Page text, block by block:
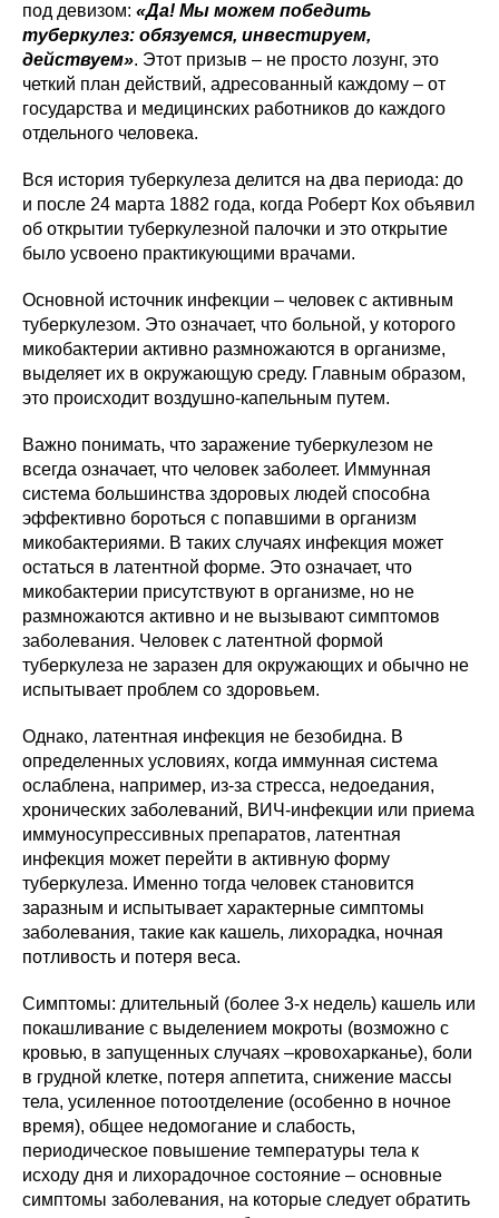
под девизом: «Да! Мы можем победить
туберкулез: обязуемся, инвестируем,
действуем». Этот призыв – не просто лозунг, это
четкий план действий, адресованный каждому – от
государства и медицинских работников до каждого
отдельного человека.
Вся история туберкулеза делится на два периода: до
и после 24 марта 1882 года, когда Роберт Кох объявил
об открытии туберкулезной палочки и это открытие
было усвоено практикующими врачами.
Основной источник инфекции – человек с активным
туберкулезом. Это означает, что больной, у которого
микобактерии активно размножаются в организме,
выделяет их в окружающую среду. Главным образом,
это происходит воздушно-капельным путем.
Важно понимать, что заражение туберкулезом не
всегда означает, что человек заболеет. Иммунная
система большинства здоровых людей способна
эффективно бороться с попавшими в организм
микобактериями. В таких случаях инфекция может
остаться в латентной форме. Это означает, что
микобактерии присутствуют в организме, но не
размножаются активно и не вызывают симптомов
заболевания. Человек с латентной формой
туберкулеза не заразен для окружающих и обычно не
испытывает проблем со здоровьем.
Однако, латентная инфекция не безобидна. В
определенных условиях, когда иммунная система
ослаблена, например, из-за стресса, недоедания,
хронических заболеваний, ВИЧ-инфекции или приема
иммуносупрессивных препаратов, латентная
инфекция может перейти в активную форму
туберкулеза. Именно тогда человек становится
заразным и испытывает характерные симптомы
заболевания, такие как кашель, лихорадка, ночная
потливость и потеря веса.
Симптомы: длительный (более 3-х недель) кашель или
покашливание с выделением мокроты (возможно с
кровью, в запущенных случаях –кровохарканье), боли
в грудной клетке, потеря аппетита, снижение массы
тела, усиленное потоотделение (особенно в ночное
время), общее недомогание и слабость,
периодическое повышение температуры тела к
исходу дня и лихорадочное состояние – основные
симптомы заболевания, на которые следует обратить